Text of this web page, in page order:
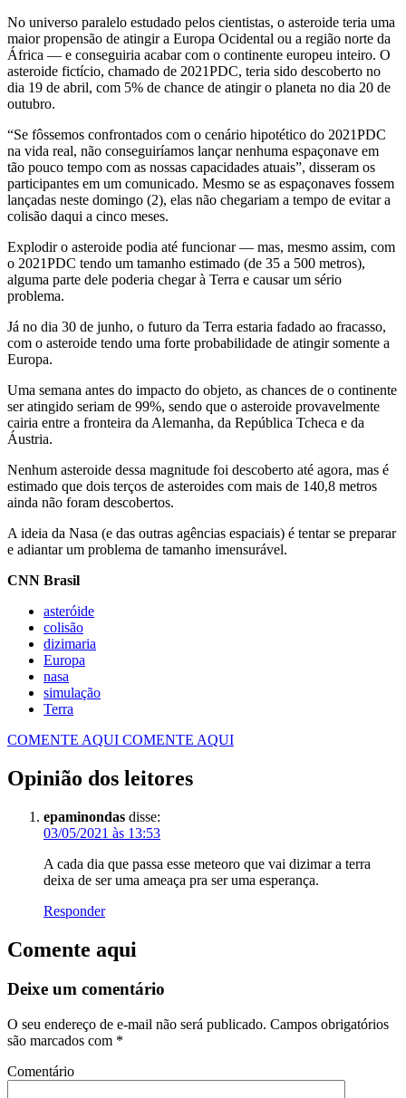
No universo paralelo estudado pelos cientistas, o asteroide teria uma
maior propensão de atingir a Europa Ocidental ou a região norte da
África — e conseguiria acabar com o continente europeu inteiro. O
asteroide fictício, chamado de 2021PDC, teria sido descoberto no
dia 19 de abril, com 5% de chance de atingir o planeta no dia 20 de
outubro.
“Se fôssemos confrontados com o cenário hipotético do 2021PDC
na vida real, não conseguiríamos lançar nenhuma espaçonave em
tão pouco tempo com as nossas capacidades atuais”, disseram os
participantes em um comunicado. Mesmo se as espaçonaves fossem
lançadas neste domingo (2), elas não chegariam a tempo de evitar a
colisão daqui a cinco meses.
Explodir o asteroide podia até funcionar — mas, mesmo assim, com
o 2021PDC tendo um tamanho estimado (de 35 a 500 metros),
alguma parte dele poderia chegar à Terra e causar um sério
problema.
Já no dia 30 de junho, o futuro da Terra estaria fadado ao fracasso,
com o asteroide tendo uma forte probabilidade de atingir somente a
Europa.
Uma semana antes do impacto do objeto, as chances de o continente
ser atingido seriam de 99%, sendo que o asteroide provavelmente
cairia entre a fronteira da Alemanha, da República Tcheca e da
Áustria.
Nenhum asteroide dessa magnitude foi descoberto até agora, mas é
estimado que dois terços de asteroides com mais de 140,8 metros
ainda não foram descobertos.
A ideia da Nasa (e das outras agências espaciais) é tentar se preparar
e adiantar um problema de tamanho imensurável.
CNN Brasil
asteróide
colisão
dizimaria
Europa
nasa
simulação
Terra
COMENTE AQUI COMENTE AQUI
Opinião dos leitores
epaminondas disse:
03/05/2021 às 13:53
A cada dia que passa esse meteoro que vai dizimar a terra
deixa de ser uma ameaça pra ser uma esperança.
Responder
Comente aqui
Deixe um comentário
O seu endereço de e-mail não será publicado. Campos obrigatórios
são marcados com *
Comentário